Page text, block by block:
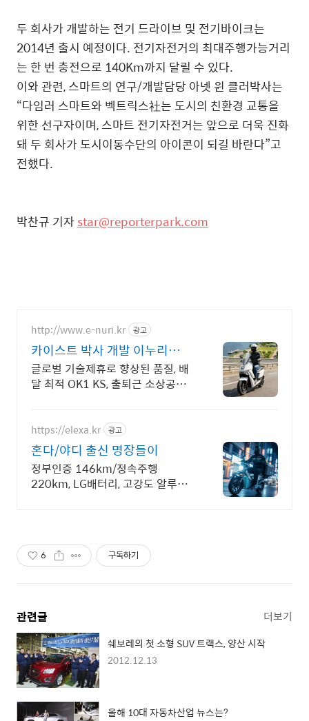
두 회사가 개발하는 전기 드라이브 및 전기바이크는
2014년 출시 예정이다. 전기자전거의 최대주행가능거리
는 한 번 충전으로 140Km까지 달릴 수 있다.
이와 관련, 스마트의 연구/개발담당 아넷 윈 클러박사는
“다임러 스마트와 벡트릭스社는 도시의 친환경 교통을
위한 선구자이며, 스마트 전기자전거는 앞으로 더욱 진화
돼 두 회사가 도시이동수단의 아이콘이 되길 바란다”고
전했다.
박찬규 기자star@reporterpark.com
http://www.e-nuri.kr 광고
카이스트 박사 개발 이누리
VOLT
글로벌 기술제휴로 향상된 품질, 배
달 최적 OK1 KS, 출퇴근 소상공인
https://elexa.kr 광고
혼다/야디 출신 명장들이
정부인증 146km/정속주행
220km, LG배터리, 고강도 알루미
6 구독하기
관련글 더보기
쉐보레의 첫 소형 SUV 트랙스, 양산 시작
2012.12.13
올해 10대 자동차산업 뉴스는?